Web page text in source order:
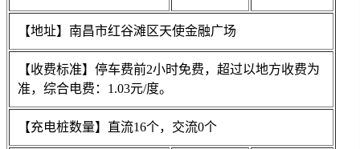
【地址】南昌市红谷滩区天使金融广场
【收费标准】停车费前2小时免费，超过以地方收费为
准，综合电费：1.03元/度。
【充电桩数量】直流16个，交流0个